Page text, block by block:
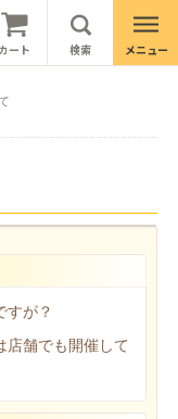
すが？
店舗でも開催して